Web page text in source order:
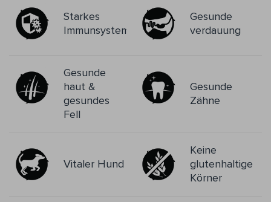
Starkes
Immunsystem
Gesunde
verdauung
Gesunde
haut &
gesundes
Fell
Gesunde
Zähne
Vitaler Hund
Keine
glutenhaltige
Körner